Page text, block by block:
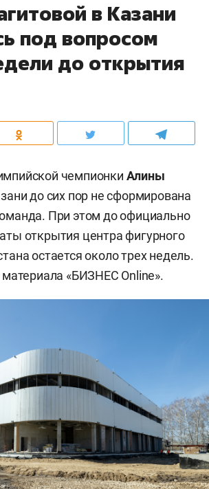
в Казани
под вопросом
до открытия
чемпионки Алины
до сих пор не сформирована
При этом до официально
открытия центра фигурного
остается около трех недель.
«БИЗНЕС Online».